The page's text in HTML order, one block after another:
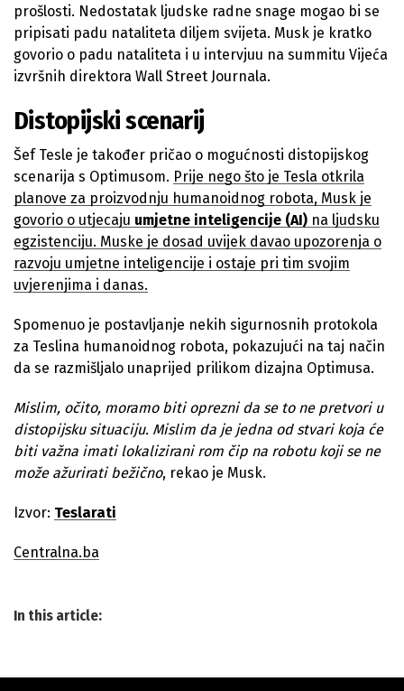
prošlosti. Nedostatak ljudske radne snage mogao bi se
pripisati padu nataliteta diljem svijeta. Musk je kratko
govorio o padu nataliteta i u intervjuu na summitu Vijeća
izvršnih direktora Wall Street Journala.
Distopijski scenarij
Šef Tesle je također pričao o mogućnosti distopijskog
scenarija s Optimusom. Prije nego što je Tesla otkrila
planove za proizvodnju humanoidnog robota, Musk je
govorio o utjecaju umjetne inteligencije (AI) na ljudsku
egzistenciju. Muske je dosad uvijek davao upozorenja o
razvoju umjetne inteligencije i ostaje pri tim svojim
uvjerenjima i danas.
Spomenuo je postavljanje nekih sigurnosnih protokola
za Teslina humanoidnog robota, pokazujući na taj način
da se razmišljalo unaprijed prilikom dizajna Optimusa.
Mislim, očito, moramo biti oprezni da se to ne pretvori u
distopijsku situaciju. Mislim da je jedna od stvari koja će
biti važna imati lokalizirani rom čip na robotu koji se ne
može ažurirati bežično, rekao je Musk.
Izvor: Teslarati
Centralna.ba
In this article: